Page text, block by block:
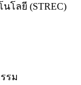
โลยี (STREC)
รม